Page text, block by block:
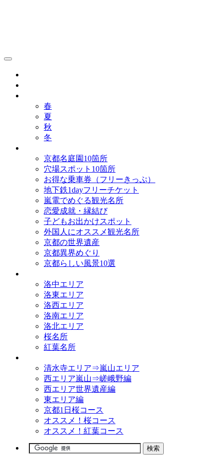
春
夏
秋
冬
京都名庭園10箇所
穴場スポット10箇所
お得な乗車券（フリーきっぷ）
地下鉄1dayフリーチケット
嵐電でめぐる観光名所
恋愛成就・縁結び
子どもお出かけスポット
外国人にオススメ観光名所
京都の世界遺産
京都異界めぐり
京都らしい風景10選
洛中エリア
洛東エリア
洛西エリア
洛南エリア
洛北エリア
桜名所
紅葉名所
清水寺エリア⇒嵐山エリア
西エリア嵐山⇒嵯峨野編
西エリア世界遺産編
東エリア編
京都1日桜コース
オススメ！桜コース
オススメ！紅葉コース